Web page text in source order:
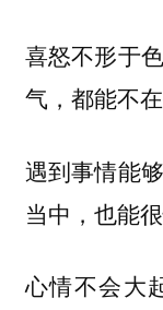
喜怒不形于
气，都能不
遇到事情能
当中，也能
心情不会大